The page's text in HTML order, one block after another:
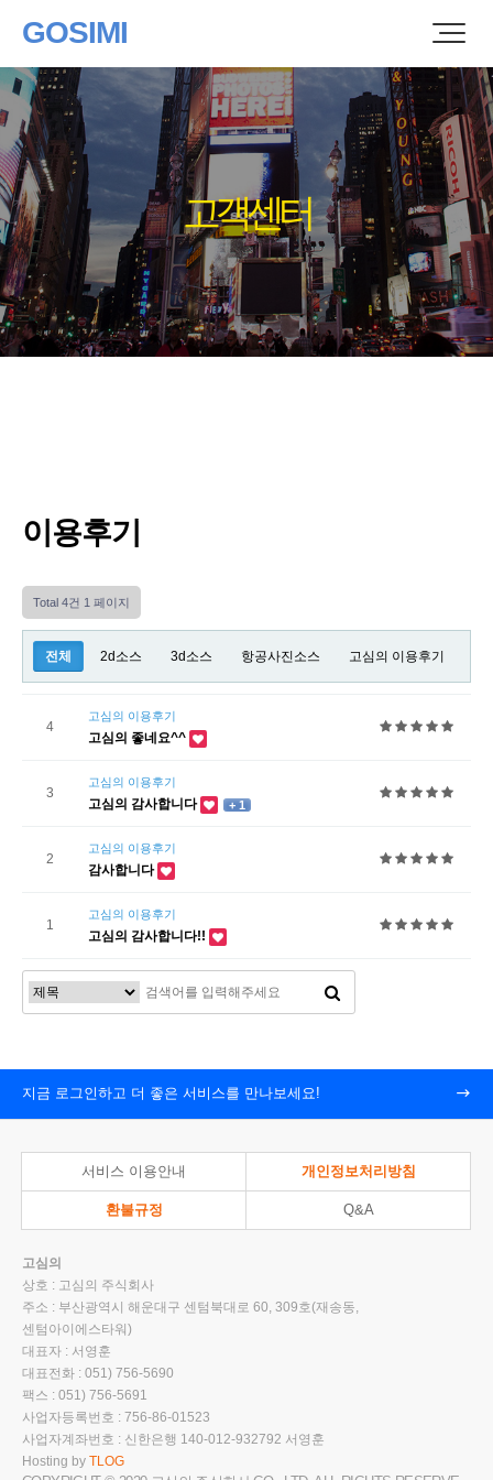
GOSIMI
고객센터
이용후기
Total 4건 1 페이지
전체 2d소스 3d소스 항공사진소스 고심의 이용후기
4
고심의 이용후기
고심의 좋네요^^
3
고심의 이용후기
고심의 감사합니다 + 1
2
고심의 이용후기
감사합니다
1
고심의 이용후기
고심의 감사합니다!!
지금 로그인하고 더 좋은 서비스를 만나보세요!
서비스 이용안내 개인정보처리방침
환불규정 Q&A
고심의
상호 : 고심의 주식회사
주소 : 부산광역시 해운대구 센텀북대로 60, 309호(재송동,
센텀아이에스타워)
대표자 : 서영훈
대표전화 : 051) 756-5690
팩스 : 051) 756-5691
사업자등록번호 : 756-86-01523
사업자계좌번호 : 신한은행 140-012-932792 서영훈
Hosting by TLOG